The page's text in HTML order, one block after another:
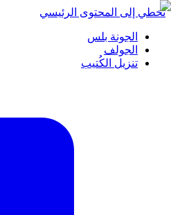
تخطي إلى المحتوى الرئيسي
الجونة بلس
الجولف
تنزيل الكُتيب